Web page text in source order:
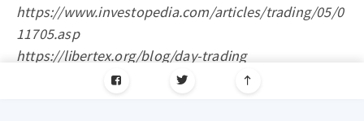
https://www.investopedia.com/articles/trading/05/0
11705.asp
https://libertex.org/blog/day-trading